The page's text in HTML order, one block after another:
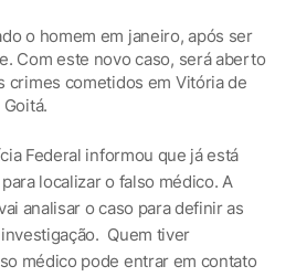
o homem em janeiro, após ser
Com este novo caso, será aberto
crimes cometidos em Vitória de
Federal informou que já está
localizar o falso médico. A
analisar o caso para definir as
Quem tiver
médico pode entrar em contato